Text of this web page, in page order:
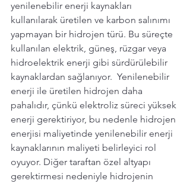
yenilenebilir enerji kaynakları
kullanılarak üretilen ve karbon salınımı
yapmayan bir hidrojen türü. Bu süreçte
kullanılan elektrik, güneş, rüzgar veya
hidroelektrik enerji gibi sürdürülebilir
kaynaklardan sağlanıyor.  Yenilenebilir
enerji ile üretilen hidrojen daha
pahalıdır, çünkü elektroliz süreci yüksek
enerji gerektiriyor, bu nedenle hidrojen
enerjisi maliyetinde yenilenebilir enerji
kaynaklarının maliyeti belirleyici rol
oyuyor. Diğer taraftan özel altyapı
gerektirmesi nedeniyle hidrojenin